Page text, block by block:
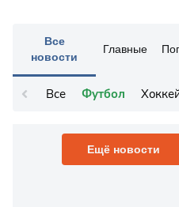
Все
новости
Главные
Все Футбол
Ещё новости